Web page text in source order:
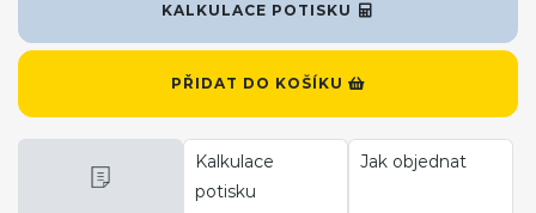
KALKULACE POTISKU
PŘIDAT DO KOŠÍKU
Kalkulace
potisku
Jak objednat